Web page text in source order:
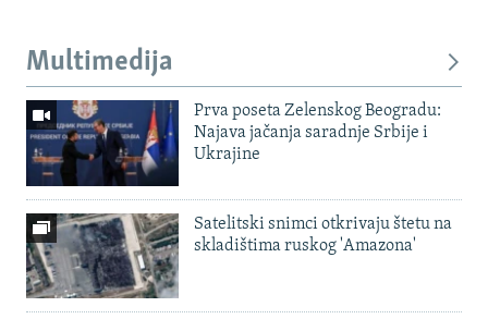
Multimedija
Prva poseta Zelenskog Beogradu:
Najava jačanja saradnje Srbije i
Ukrajine
Satelitski snimci otkrivaju štetu na
skladištima ruskog 'Amazona'